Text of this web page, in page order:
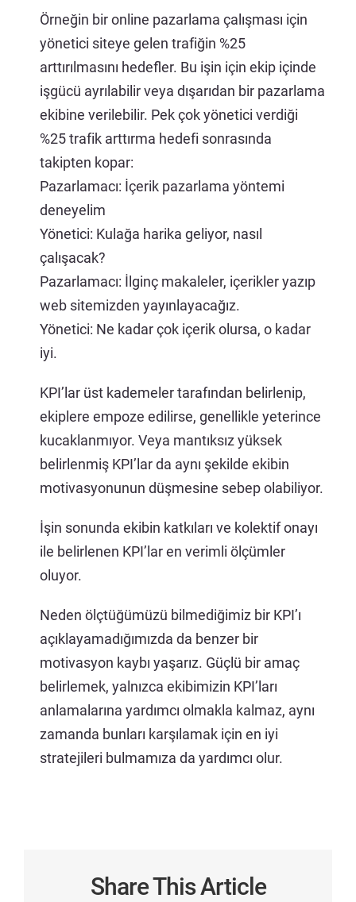
Örneğin bir online pazarlama çalışması için
yönetici siteye gelen trafiğin %25
arttırılmasını hedefler. Bu işin için ekip içinde
işgücü ayrılabilir veya dışarıdan bir pazarlama
ekibine verilebilir. Pek çok yönetici verdiği
%25 trafik arttırma hedefi sonrasında
takipten kopar:
Pazarlamacı: İçerik pazarlama yöntemi
deneyelim
Yönetici: Kulağa harika geliyor, nasıl
çalışacak?
Pazarlamacı: İlginç makaleler, içerikler yazıp
web sitemizden yayınlayacağız.
Yönetici: Ne kadar çok içerik olursa, o kadar
iyi.
KPI’lar üst kademeler tarafından belirlenip,
ekiplere empoze edilirse, genellikle yeterince
kucaklanmıyor. Veya mantıksız yüksek
belirlenmiş KPI’lar da aynı şekilde ekibin
motivasyonunun düşmesine sebep olabiliyor.
İşin sonunda ekibin katkıları ve kolektif onayı
ile belirlenen KPI’lar en verimli ölçümler
oluyor.
Neden ölçtüğümüzü bilmediğimiz bir KPI’ı
açıklayamadığımızda da benzer bir
motivasyon kaybı yaşarız. Güçlü bir amaç
belirlemek, yalnızca ekibimizin KPI’ları
anlamalarına yardımcı olmakla kalmaz, aynı
zamanda bunları karşılamak için en iyi
stratejileri bulmamıza da yardımcı olur.
Share This Article